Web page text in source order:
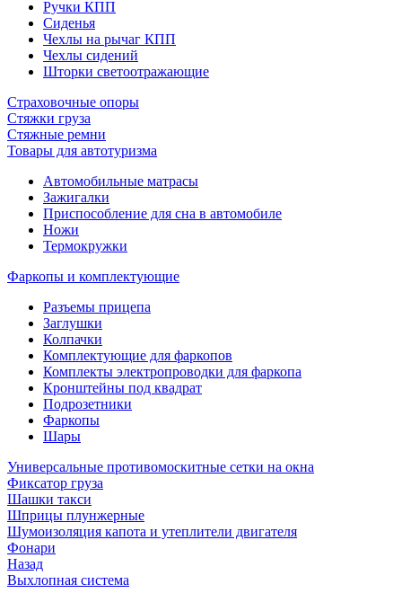
Ручки КПП
Сиденья
Чехлы на рычаг КПП
Чехлы сидений
Шторки светоотражающие
Страховочные опоры
Стяжки груза
Стяжные ремни
Товары для автотуризма
Автомобильные матрасы
Зажигалки
Приспособление для сна в автомобиле
Ножи
Термокружки
Фаркопы и комплектующие
Разъемы прицепа
Заглушки
Колпачки
Комплектующие для фаркопов
Комплекты электропроводки для фаркопа
Кронштейны под квадрат
Подрозетники
Фаркопы
Шары
Универсальные противомоскитные сетки на окна
Фиксатор груза
Шашки такси
Шприцы плунжерные
Шумоизоляция капота и утеплители двигателя
Фонари
Назад
Выхлопная система